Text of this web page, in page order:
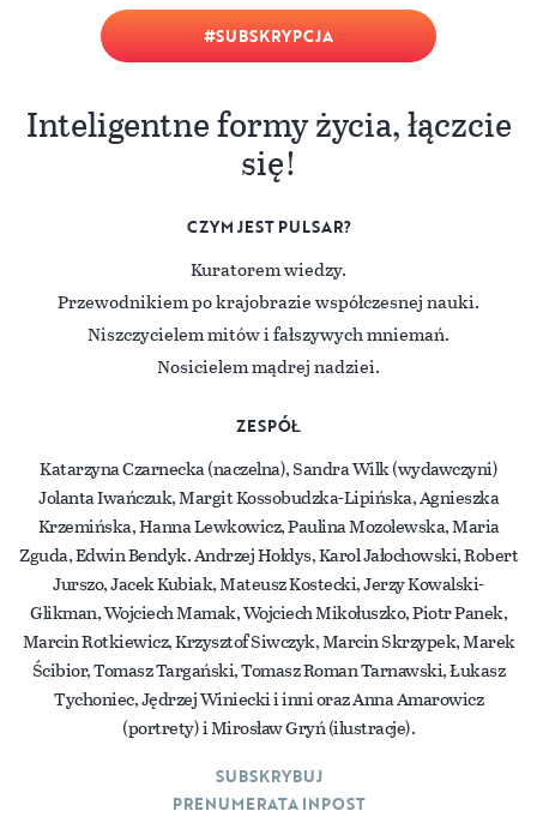
SUBSKRYPCJA
Inteligentne formy życia, łączcie
się!
CZYM JEST PULSAR?
Kuratorem wiedzy.
Przewodnikiem po krajobrazie współczesnej nauki.
Niszczycielem mitów i fałszywych mniemań.
Nosicielem mądrej nadziei.
ZESPÓŁ
Katarzyna Czarnecka (naczelna), Sandra Wilk (wydawczyni)
Jolanta Iwańczuk, Margit Kossobudzka-Lipińska, Agnieszka
Krzemińska, Hanna Lewkowicz, Paulina Mozolewska, Maria
Zguda, Edwin Bendyk. Andrzej Hołdys, Karol Jałochowski, Robert
Jurszo, Jacek Kubiak, Mateusz Kostecki, Jerzy Kowalski-
Glikman, Wojciech Mamak, Wojciech Mikołuszko, Piotr Panek,
Marcin Rotkiewicz, Krzysztof Siwczyk, Marcin Skrzypek, Marek
Ścibior, Tomasz Targański, Tomasz Roman Tarnawski, Łukasz
Tychoniec, Jędrzej Winiecki i inni oraz Anna Amarowicz
(portrety) i Mirosław Gryń (ilustracje).
SUBSKRYBUJ
PRENUMERATA INPOST